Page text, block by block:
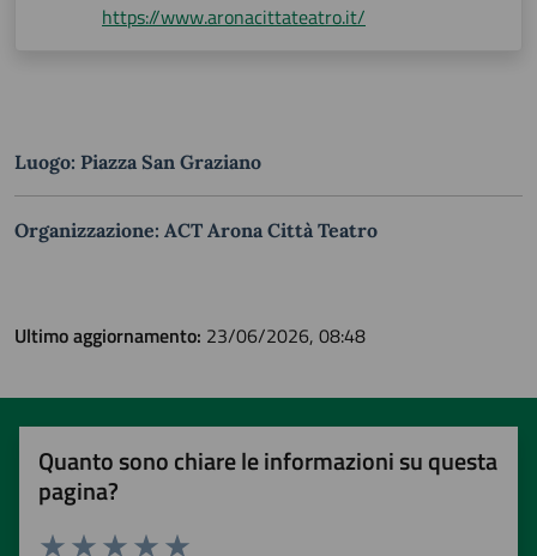
https://www.aronacittateatro.it/
Luogo: Piazza San Graziano
Organizzazione: ACT Arona Città Teatro
Ultimo aggiornamento: 23/06/2026, 08:48
Quanto sono chiare le informazioni su questa
pagina?